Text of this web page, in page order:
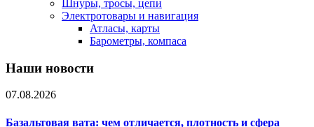
Шнуры, тросы, цепи
Электротовары и навигация
Атласы, карты
Барометры, компаса
Наши новости
07.08.2026
Базальтовая вата: чем отличается, плотность и сфера